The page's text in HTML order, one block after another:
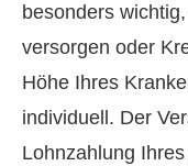
besonders
versorgen oder
Höhe Ihres
individuell. Der
Lohnzahlung